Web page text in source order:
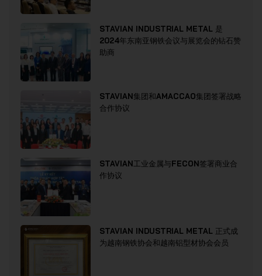
STAVIAN INDUSTRIAL METAL 是
2024年东南亚钢铁会议与展览会的钻石赞
助商
STAVIAN集团和AMACCAO集团签署战略
合作协议
STAVIAN工业金属与FECON签署商业合
作协议
STAVIAN INDUSTRIAL METAL 正式成
为越南钢铁协会和越南铝型材协会会员